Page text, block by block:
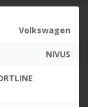
Volkswagen
NIVUS